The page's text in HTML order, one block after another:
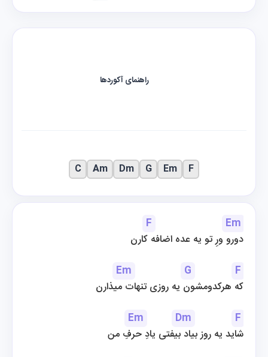
F
Em
دورو ورِ تو یه عده اضافه کارن
Em
G
F
که هرکدومشون یه روزی تنهات میذارن
Em
Dm
F
شاید یه روز بیاد بیفتی یادِ حرفِ من
راهنمای آکوردها
F
Em
G
Dm
Am
C